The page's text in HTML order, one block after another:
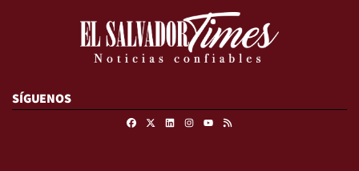
SÍGUENOS
FacebookLinkedinInstagram